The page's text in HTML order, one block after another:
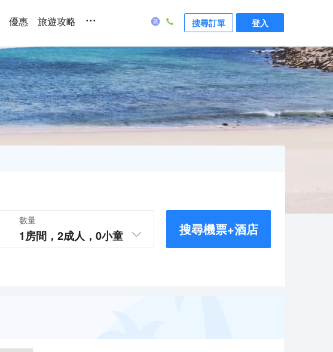
優惠 旅遊攻略 ... 搜尋訂單 登入
數量
1房間， 2成人， 0小童 搜尋機票+酒店